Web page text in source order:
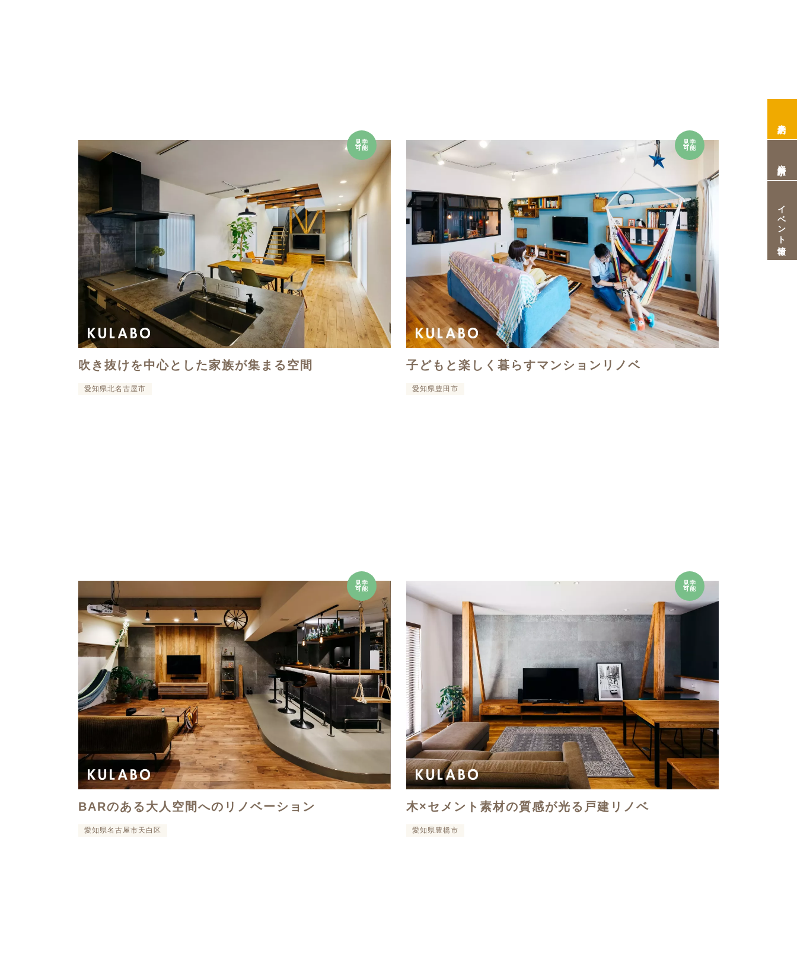
イベント情報
見学
可能
吹き抜けを中心とした家族が集まる空間
愛知県北名古屋市
見学
可能
子どもと楽しく暮らすマンションリノベ
愛知県豊田市
見学
可能
BARのある大人空間へのリノベーション
愛知県名古屋市天白区
見学
可能
木×セメント素材の質感が光る戸建リノベ
愛知県豊橋市